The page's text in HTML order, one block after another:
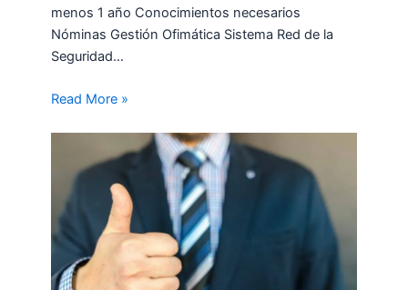
menos 1 año Conocimientos necesarios
Nóminas Gestión Ofimática Sistema Red de la
Seguridad…
Read More »